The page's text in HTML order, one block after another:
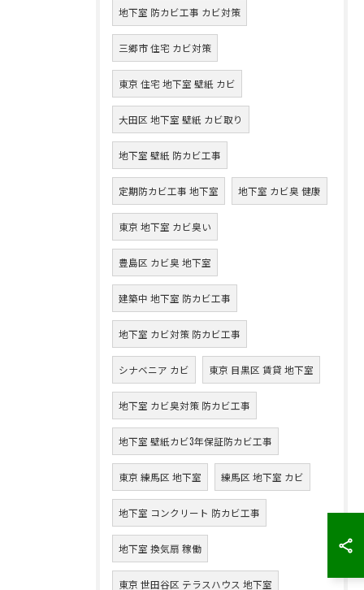
地下室 防カビ工事 カビ対策
三郷市 住宅 カビ対策
東京 住宅 地下室 壁紙 カビ
大田区 地下室 壁紙 カビ取り
地下室 壁紙 防カビ工事
定期防カビ工事 地下室 地下室 カビ臭 健康
東京 地下室 カビ臭い
豊島区 カビ臭 地下室
建築中 地下室 防カビ工事
地下室 カビ対策 防カビ工事
シナベニア カビ 東京 目黒区 賃貸 地下室
地下室 カビ臭対策 防カビ工事
地下室 壁紙カビ3年保証防カビ工事
東京 練馬区 地下室 練馬区 地下室 カビ
地下室 コンクリート 防カビ工事
地下室 換気扇 稼働
東京 世田谷区 テラスハウス 地下室